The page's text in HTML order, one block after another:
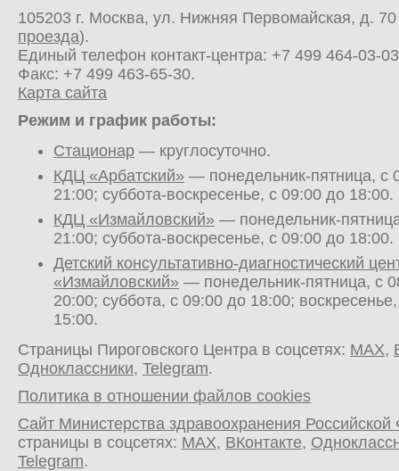
105203 г. Москва, ул. Нижняя Первомайская, д.
проезда).
Единый телефон контакт-центра: +7 499 464-03-03
Факс: +7 499 463-65-30.
Карта сайта
Режим и график работы:
Стационар — круглосуточно.
КДЦ «Арбатский» — понедельник-пятница, с
21:00; суббота-воскресенье, с 09:00 до 18:00.
КДЦ «Измайловский» — понедельник-
21:00; суббота-воскресенье, с 09:00 до 18:00.
Детский консультативно-диагностический
«Измайловский» — понедельник-пятница, с
20:00; суббота, с 09:00 до 18:00;
15:00.
Страницы Пироговского Центра в соцсетях: MAX,
Одноклассники, Telegram.
Политика в отношении файлов cookies
Сайт Министерства здравоохранения
страницы в соцсетях: MAX, ВКонтакте,
Telegram.